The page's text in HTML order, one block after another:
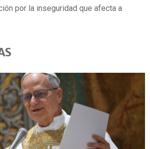
por la inseguridad que afecta a